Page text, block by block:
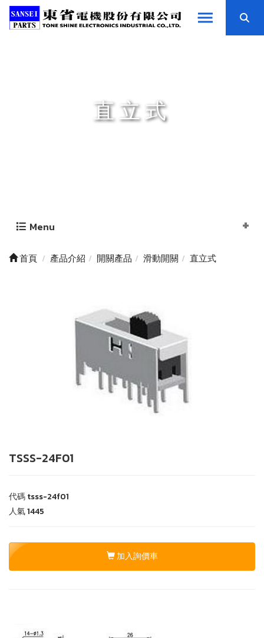
直立式
Menu
首頁 產品介紹 開關產品 滑動開關 直立式
TSSS-24F01
代碼tsss-24f01
人氣1445
加入詢價車